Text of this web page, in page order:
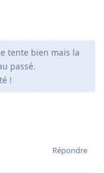
tente bien mais la
passé.
!
Répondre